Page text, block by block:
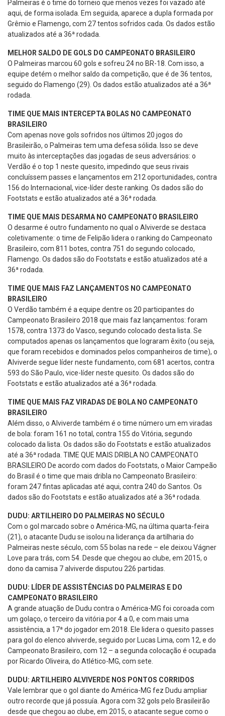
Palmeiras é o time do torneio que menos vezes foi vazado até
aqui, de forma isolada. Em seguida, aparece a dupla formada por
Grêmio e Flamengo, com 27 tentos sofridos cada. Os dados estão
atualizados até a 36ª rodada.
MELHOR SALDO DE GOLS DO CAMPEONATO BRASILEIRO
O Palmeiras marcou 60 gols e sofreu 24 no BR-18. Com isso, a
equipe detém o melhor saldo da competição, que é de 36 tentos,
seguido do Flamengo (29). Os dados estão atualizados até a 36ª
rodada.
TIME QUE MAIS INTERCEPTA BOLAS NO CAMPEONATO
BRASILEIRO
Com apenas nove gols sofridos nos últimos 20 jogos do
Brasileirão, o Palmeiras tem uma defesa sólida. Isso se deve
muito às interceptações das jogadas de seus adversários: o
Verdão é o top 1 neste quesito, impedindo que seus rivais
concluíssem passes e lançamentos em 212 oportunidades, contra
156 do Internacional, vice-líder deste ranking. Os dados são do
Footstats e estão atualizados até a 36ª rodada.
TIME QUE MAIS DESARMA NO CAMPEONATO BRASILEIRO
O desarme é outro fundamento no qual o Alviverde se destaca
coletivamente: o time de Felipão lidera o ranking do Campeonato
Brasileiro, com 811 botes, contra 751 do segundo colocado,
Flamengo. Os dados são do Footstats e estão atualizados até a
36ª rodada.
TIME QUE MAIS FAZ LANÇAMENTOS NO CAMPEONATO
BRASILEIRO
O Verdão também é a equipe dentre os 20 participantes do
Campeonato Brasileiro 2018 que mais faz lançamentos: foram
1578, contra 1373 do Vasco, segundo colocado desta lista. Se
computados apenas os lançamentos que lograram êxito (ou seja,
que foram recebidos e dominados pelos companheiros de time), o
Alviverde segue líder neste fundamento, com 681 acertos, contra
593 do São Paulo, vice-líder neste quesito. Os dados são do
Footstats e estão atualizados até a 36ª rodada.
TIME QUE MAIS FAZ VIRADAS DE BOLA NO CAMPEONATO
BRASILEIRO
Além disso, o Alviverde também é o time número um em viradas
de bola: foram 161 no total, contra 155 do Vitória, segundo
colocado da lista. Os dados são do Footstats e estão atualizados
até a 36ª rodada. TIME QUE MAIS DRIBLA NO CAMPEONATO
BRASILEIRO De acordo com dados do Footstats, o Maior Campeão
do Brasil é o time que mais dribla no Campeonato Brasileiro:
foram 247 fintas aplicadas até aqui, contra 240 do Santos. Os
dados são do Footstats e estão atualizados até a 36ª rodada.
DUDU: ARTILHEIRO DO PALMEIRAS NO SÉCULO
Com o gol marcado sobre o América-MG, na última quarta-feira
(21), o atacante Dudu se isolou na liderança da artilharia do
Palmeiras neste século, com 55 bolas na rede – ele deixou Vágner
Love para trás, com 54. Desde que chegou ao clube, em 2015, o
dono da camisa 7 alviverde disputou 226 partidas.
DUDU: LÍDER DE ASSISTÊNCIAS DO PALMEIRAS E DO
CAMPEONATO BRASILEIRO
A grande atuação de Dudu contra o América-MG foi coroada com
um golaço, o terceiro da vitória por 4 a 0, e com mais uma
assistência, a 17ª do jogador em 2018. Ele lidera o quesito passes
para gol do elenco alviverde, seguido por Lucas Lima, com 12, e do
Campeonato Brasileiro, com 12 – a segunda colocação é ocupada
por Ricardo Oliveira, do Atlético-MG, com sete.
DUDU: ARTILHEIRO ALVIVERDE NOS PONTOS CORRIDOS
Vale lembrar que o gol diante do América-MG fez Dudu ampliar
outro recorde que já possuía. Agora com 32 gols pelo Brasileirão
desde que chegou ao clube, em 2015, o atacante segue como o